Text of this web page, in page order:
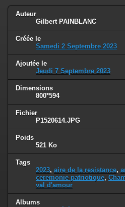
Auteur
Gilbert PAINBLANC
Créée le
Samedi 2 Septembre 2023
Ajoutée le
Jeudi 7 Septembre 2023
Dimensions
800*594
Fichier
P1520614.JPG
Poids
521 Ko
Tags
2023, aire de la resistance,
ceremonie patriotique,
val d'amour
Albums